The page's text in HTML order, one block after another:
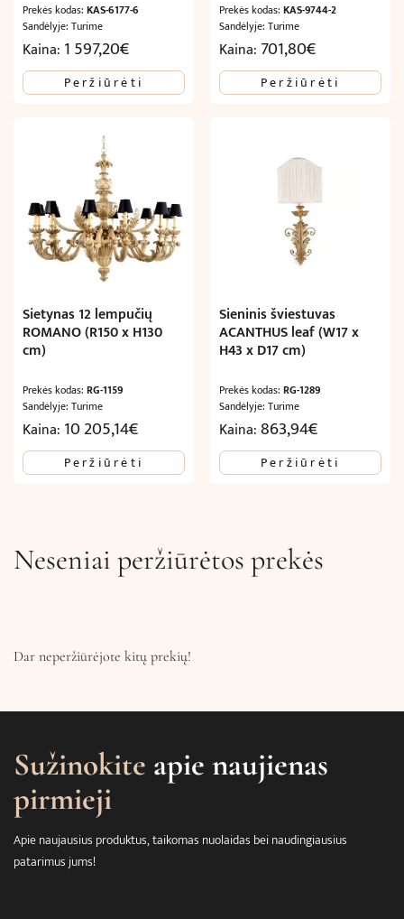
Prekės kodas: KAS-6177-6
Sandėlyje: Turime
Kaina: 1 597,20€
Peržiūrėti
Prekės kodas:KAS-9744-2
Sandėlyje: Turime
Kaina: 701,80€
Peržiūrėti
Sietynas 12 lempučių
ROMANO (R150 x H130
cm)
Prekės kodas: RG-1159
Sandėlyje: Turime
Kaina: 10 205,14€
Peržiūrėti
Sieninis šviestuvas
ACANTHUS leaf (W17 x
H43 x D17 cm)
Prekės kodas:RG-1289
Sandėlyje: Turime
Kaina:863,94€
Peržiūrėti
Neseniai peržiūrėtos prekės
Dar neperžiūrėjote kitų prekių!
Sužinokite apie naujienas
pirmieji
Apie naujausius produktus, taikomas nuolaidas bei naudingiausius
patarimus jums!